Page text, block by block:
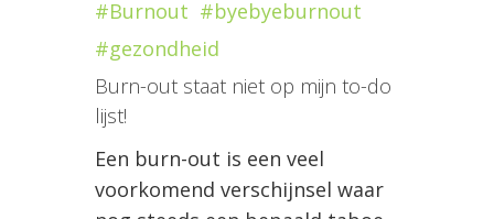
#Burnout #byebyeburnout
#gezondheid
Burn-out staat niet op mijn to-do
lijst!
Een burn-out is een veel
voorkomend verschijnsel waar